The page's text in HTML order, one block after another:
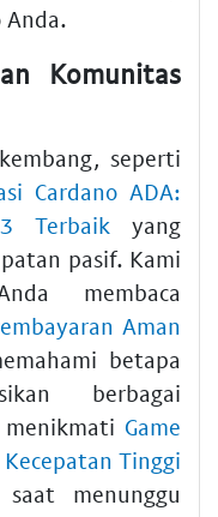
Komunitas
seperti
Cardano ADA:
Terbaik yang
pasif. Kami
membaca
Aman
betapa
berbagai
Game
Tinggi
menunggu